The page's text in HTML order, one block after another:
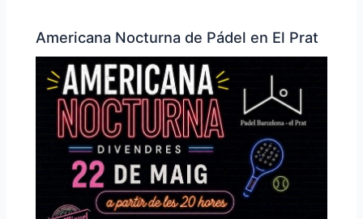
Americana Nocturna de Pádel en El Prat